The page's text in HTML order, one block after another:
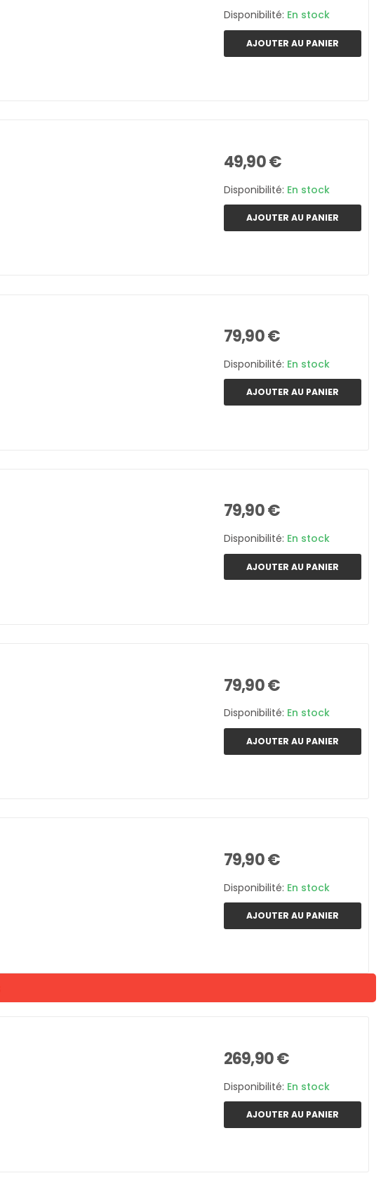
Disponibilité: En stock
AJOUTER AU PANIER
49,90 €
Disponibilité: En stock
AJOUTER AU PANIER
79,90 €
Disponibilité: En stock
AJOUTER AU PANIER
79,90 €
Disponibilité: En stock
AJOUTER AU PANIER
79,90 €
Disponibilité: En stock
AJOUTER AU PANIER
79,90 €
Disponibilité: En stock
AJOUTER AU PANIER
269,90 €
Disponibilité: En stock
AJOUTER AU PANIER